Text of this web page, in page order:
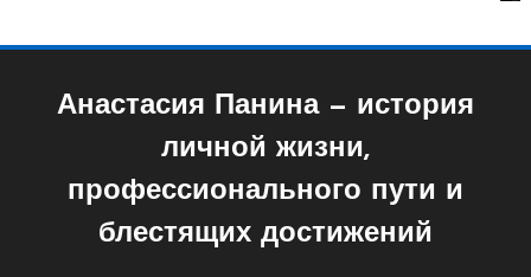
Анастасия Панина — история
личной жизни,
профессионального пути и
блестящих достижений